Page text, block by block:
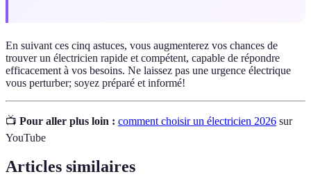
En suivant ces cinq astuces, vous augmenterez vos chances de
trouver un électricien rapide et compétent, capable de répondre
efficacement à vos besoins. Ne laissez pas une urgence électrique
vous perturber; soyez préparé et informé!
📺 Pour aller plus loin : comment choisir un électricien 2026 sur
YouTube
Articles similaires